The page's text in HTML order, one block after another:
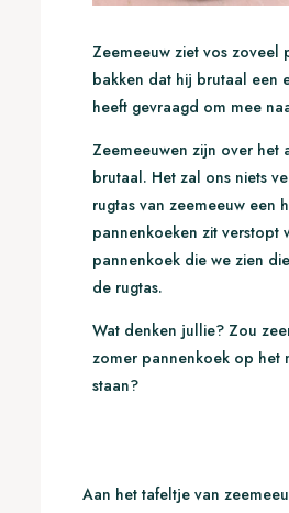
Zeemeeuw ziet vos zoveel
bakken dat hij brutaal een
heeft gevraagd om mee
Zeemeeuwen zijn over het
brutaal. Het zal ons niets
rugtas van zeemeeuw een
pannenkoeken zit verstopt
pannenkoek die we zien
de rugtas.
Wat denken jullie? Zou
zomer pannenkoek op het
staan?
Aan het tafeltje van